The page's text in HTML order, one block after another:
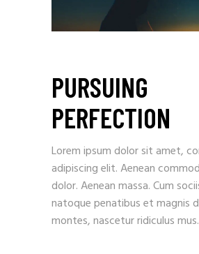
PURSUING
PERFECTION
Lorem ipsum dolor sit amet,
adipiscing elit. Aenean
dolor. Aenean massa. Cum
natoque penatibus et magnis
montes, nascetur ridiculus mus.